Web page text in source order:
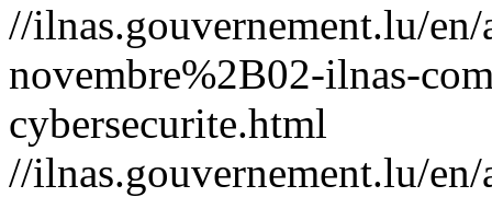
//ilnas.gouvernement.lu/
novembre%2B02-ilnas-
cybersecurite.html
//ilnas.gouvernement.lu/